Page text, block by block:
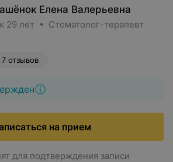
Елена Валерьевна
29 лет • Стоматолог-терапевт
7 отзывов
на прием
для подтверждения записи